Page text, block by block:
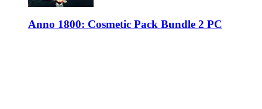
Anno 1800: Cosmetic Pack Bundle 2 PC